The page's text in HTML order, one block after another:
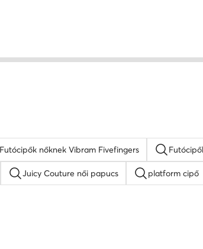
Futócipők nőknek Vibram Fivefingers
Juicy Couture női papucs platform cipő